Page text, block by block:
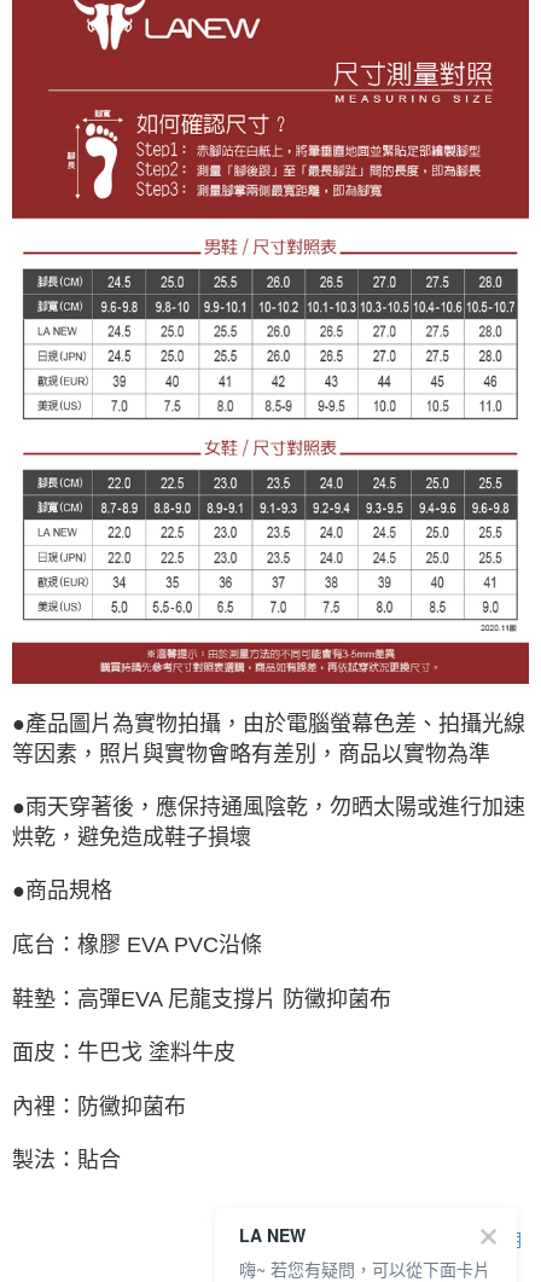
●產品圖片為實物拍攝，由於電腦螢幕色差、拍攝光線
等因素，照片與實物會略有差別，商品以實物為準
●雨天穿著後，應保持通風陰乾，勿晒太陽或進行加速
烘乾，避免造成鞋子損壞
●商品規格
底台：橡膠 EVA PVC沿條
鞋墊：高彈EVA 尼龍支撐片 防黴抑菌布
面皮：牛巴戈 塗料牛皮
內裡：防黴抑菌布
製法：貼合
顯示電腦版詳細說明
LA NEW
嗨~ 若您有疑問，可以從下面卡片